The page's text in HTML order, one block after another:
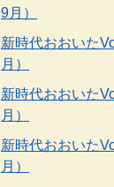
9月）
新時代おおいた
月）
新時代おおいた
月）
新時代おおいた
月）